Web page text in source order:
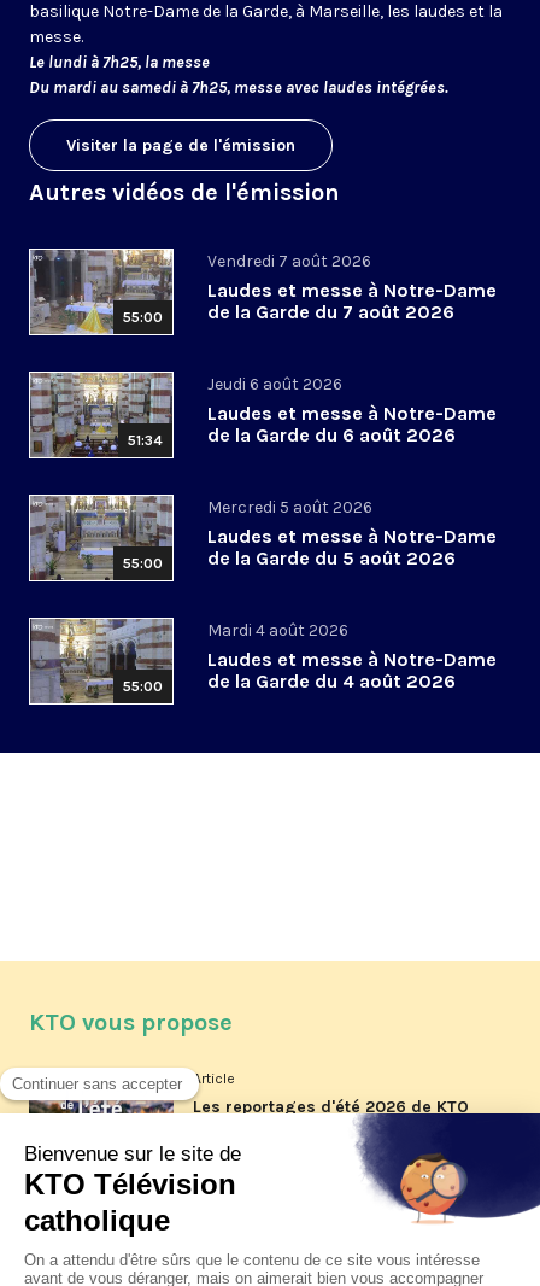
basilique Notre-Dame de la Garde, à Marseille, les laudes et la
messe.
Le lundi à 7h25, la messe
Du mardi au samedi à 7h25, messe avec laudes intégrées.
Visiter la page de l'émission
Autres vidéos de l'émission
55:00
Vendredi 7 août 2026
Laudes et messe à Notre-Dame
de la Garde du 7 août 2026
51:34
Jeudi 6 août 2026
Laudes et messe à Notre-Dame
de la Garde du 6 août 2026
55:00
Mercredi 5 août 2026
Laudes et messe à Notre-Dame
de la Garde du 5 août 2026
55:00
Mardi 4 août 2026
Laudes et messe à Notre-Dame
de la Garde du 4 août 2026
KTO vous propose
Article
Les reportages d'été 2026 de KTO
Article
La visite pastorale du pape Léon
jeudi 6 août